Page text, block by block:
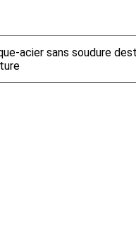
acier sans soudure